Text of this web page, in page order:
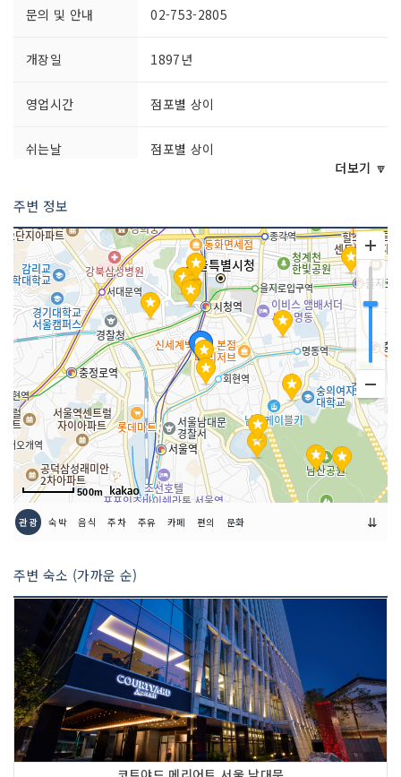
문의 및 안내 02-753-2805
개장일 1897년
영업시간 점포별 상이
쉬는날 점포별 상이
판매 품목 문구 / 의류 / 식품 등
더보기 🔽
주변 정보
500m
관광 숙박 음식 주차 주유 카페 편의 문화 ⇊
주변 숙소 (가까운 순)